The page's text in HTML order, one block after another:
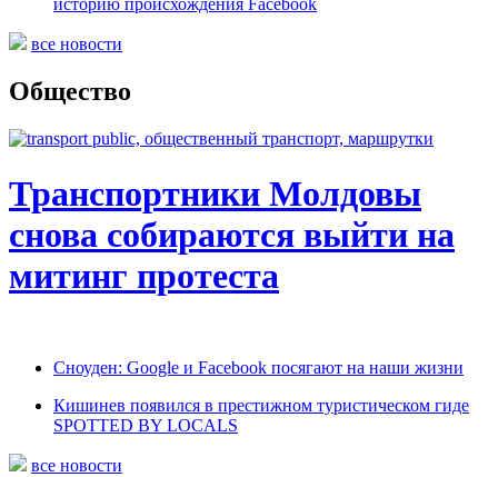
историю происхождения Facebook
все новости
Общество
Транспортники Молдовы
снова собираются выйти на
митинг протеста
Сноуден: Google и Facebook посягают на наши жизни
Кишинев появился в престижном туристическом гиде
SPOTTED BY LOCALS
все новости